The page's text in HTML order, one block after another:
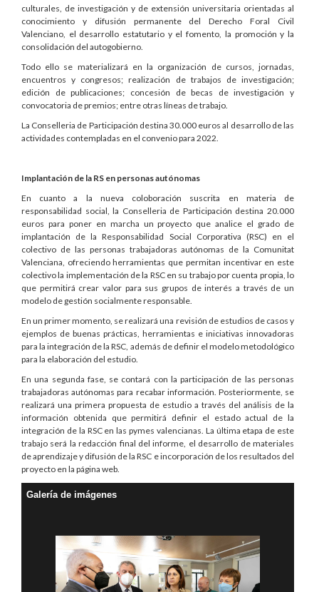
culturales, de investigación y de extensión universitaria orientadas al
conocimiento y difusión permanente del Derecho Foral Civil
Valenciano, el desarrollo estatutario y el fomento, la promoción y la
consolidación del autogobierno.
Todo ello se materializará en la organización de cursos, jornadas,
encuentros y congresos; realización de trabajos de investigación;
edición de publicaciones; concesión de becas de investigación y
convocatoria de premios; entre otras líneas de trabajo.
La Conselleria de Participación destina 30.000 euros al desarrollo de las
actividades contempladas en el convenio para 2022.
Implantación de la RS en personas autónomas
En cuanto a la nueva coloboración suscrita en materia de
responsabilidad social, la Conselleria de Participación destina 20.000
euros para poner en marcha un proyecto que analice el grado de
implantación de la Responsabilidad Social Corporativa (RSC) en el
colectivo de las personas trabajadoras autónomas de la Comunitat
Valenciana, ofreciendo herramientas que permitan incentivar en este
colectivo la implementación de la RSC en su trabajo por cuenta propia, lo
que permitirá crear valor para sus grupos de interés a través de un
modelo de gestión socialmente responsable.
En un primer momento, se realizará una revisión de estudios de casos y
ejemplos de buenas prácticas, herramientas e iniciativas innovadoras
para la integración de la RSC, además de definir el modelo metodológico
para la elaboración del estudio.
En una segunda fase, se contará con la participación de las personas
trabajadoras autónomas para recabar información. Posteriormente, se
realizará una primera propuesta de estudio a través del análisis de la
información obtenida que permitirá definir el estado actual de la
integración de la RSC en las pymes valencianas. La última etapa de este
trabajo será la redacción final del informe, el desarrollo de materiales
de aprendizaje y difusión de la RSC e incorporación de los resultados del
proyecto en la página web.
Galería de imágenes